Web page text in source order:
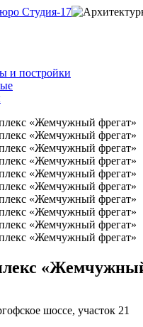
и постройки
шоссе, участок 21